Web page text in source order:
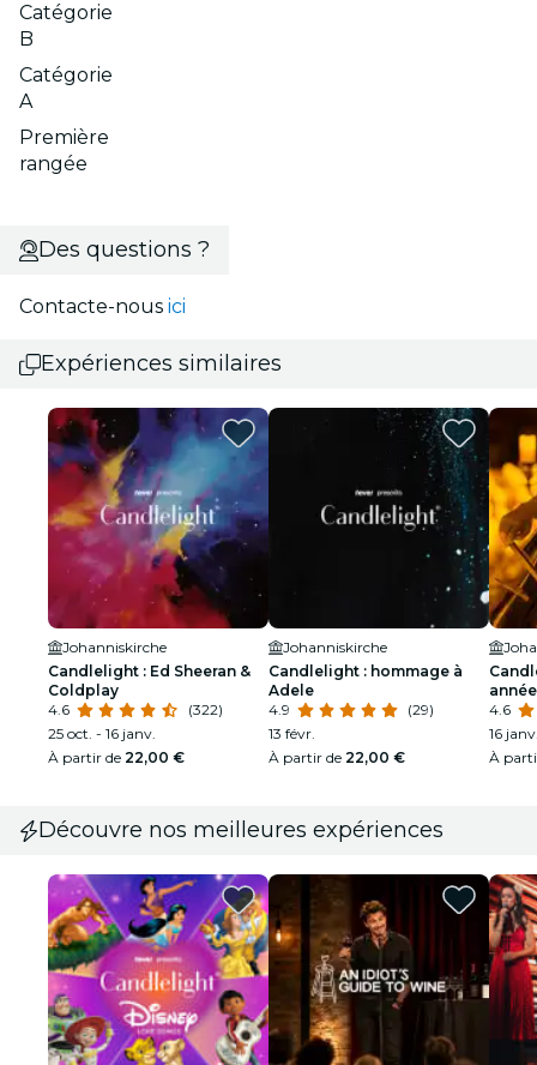
Catégorie
B
Catégorie
A
Première
rangée
Des questions ?
Contacte-nous ici
Expériences similaires
Johanniskirche
Candlelight : Ed Sheeran &
Coldplay
4.6
(322)
25 oct. - 16 janv.
À partir de 22,00 €
Johanniskirche
Candlelight : hommage à
Adele
4.9
(29)
13 févr.
À partir de 22,00 €
4.6
16
À
Découvre nos meilleures expériences